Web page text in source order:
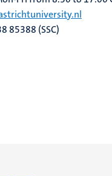
85388 (SSC)